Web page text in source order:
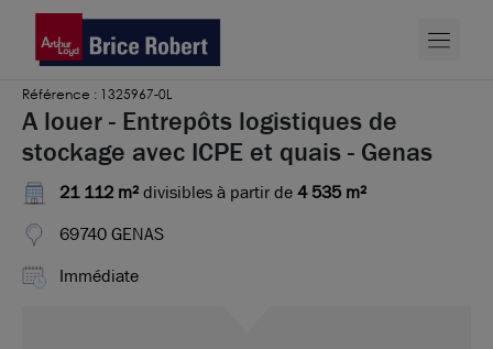
Référence : 1325967-0L
A louer - Entrepôts logistiques de
stockage avec ICPE et quais - Genas
21 112 m²divisibles à partir de4 535 m²
69740 GENAS
Immédiate